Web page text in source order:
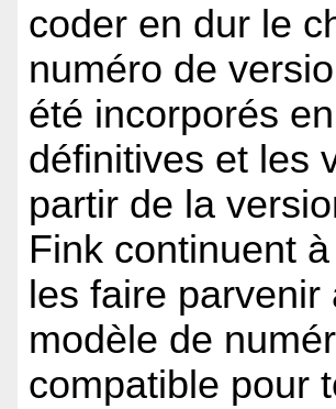
coder en dur le
numéro de
été incorporés
définitives et les
partir de la
Fink continuent
les faire
modèle de
compatible pour